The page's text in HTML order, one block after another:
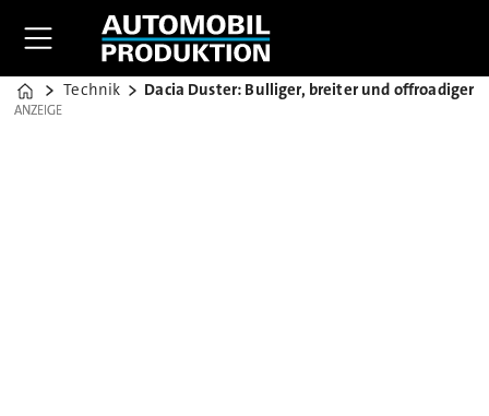
Home
Technik Dacia Duster: Bulliger, breiter und offroadiger
ANZEIGE
ANZEIGE